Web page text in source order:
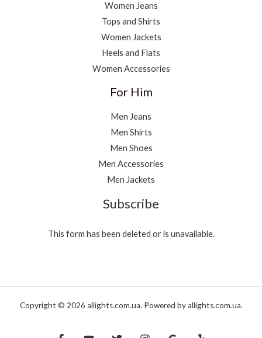
Women Jeans
Tops and Shirts
Women Jackets
Heels and Flats
Women Accessories
For Him
Men Jeans
Men Shirts
Men Shoes
Men Accessories
Men Jackets
Subscribe
This form has been deleted or is unavailable.
Copyright © 2026 allights.com.ua. Powered by allights.com.ua.